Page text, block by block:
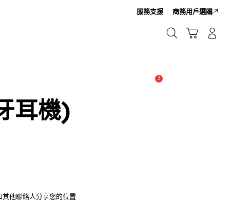
服務支援 商務用戶選購
3
耳機)
其他聯絡人分享您的位置